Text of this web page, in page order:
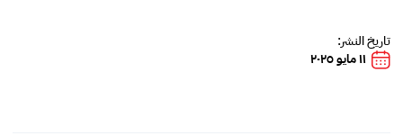
تاريخ النشر:
١١ مايو ٢٠٢٥